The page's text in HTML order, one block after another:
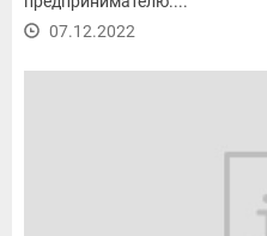
07.12.2022